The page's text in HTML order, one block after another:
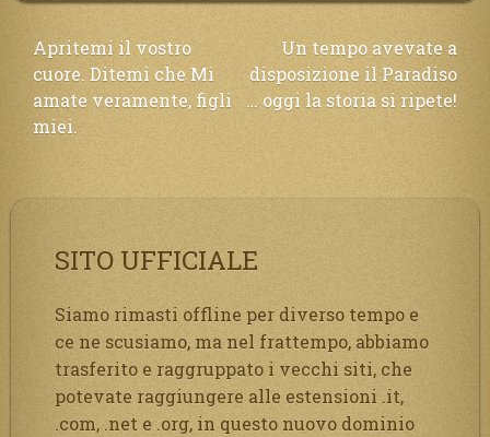
Navigazione
articoli
Apritemi il vostro
cuore. Ditemi che Mi
amate veramente, figli
miei.
Un tempo avevate a
disposizione il Paradiso
… oggi la storia si ripete!
SITO UFFICIALE
Siamo rimasti offline per diverso tempo e
ce ne scusiamo, ma nel frattempo, abbiamo
trasferito e raggruppato i vecchi siti, che
potevate raggiungere alle estensioni .it,
.com, .net e .org, in questo nuovo dominio